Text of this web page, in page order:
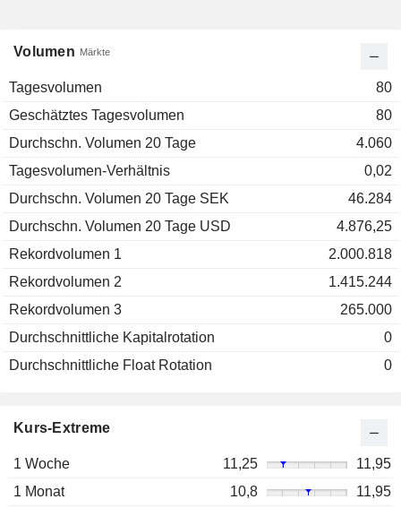
Volumen Märkte
Tagesvolumen
80
Geschätztes Tagesvolumen
80
Durchschn. Volumen 20 Tage
4.060
Tagesvolumen-Verhältnis
0,02
Durchschn. Volumen 20 Tage SEK
46.284
Durchschn. Volumen 20 Tage USD
4.876,25
Rekordvolumen 1
2.000.818
Rekordvolumen 2
1.415.244
Rekordvolumen 3
265.000
Durchschnittliche Kapitalrotation
0
Durchschnittliche Float Rotation
0
Kurs-Extreme
1 Woche 11,25
11,95
1 Monat
10,8
11,95